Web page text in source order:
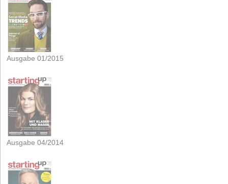
Ausgabe 01/2015
Ausgabe 04/2014